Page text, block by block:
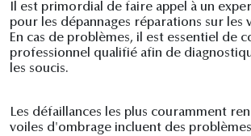
Il est primordial de faire appel à un
pour les dépannages réparations sur les
En cas de problèmes, il est essentiel de
professionnel qualifié afin de
les soucis.
Les défaillances les plus couramment
voiles d'ombrage incluent des